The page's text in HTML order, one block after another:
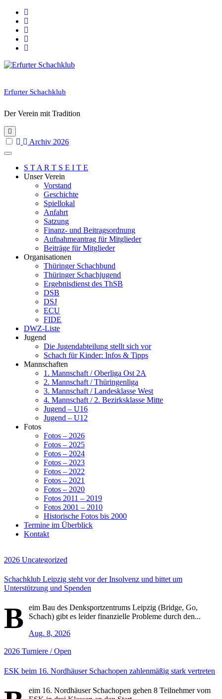
Skip
content
Erfurter Schachklub
Der Verein mit Tradition
Archiv 2026
S T A R T S E I T E
Unser Verein
Vorstand
Geschichte
Spiellokal
Anfahrt
Satzung
Finanz- und Beitragsordnung
Aufnahmeantrag für Mitglieder
Beiträge für Mitglieder
Organisationen
Thüringer Schachbund
Thüringer Schachjugend
Ergebnisdienst des ThSB
DSB
DSJ
ECU
FIDE
DWZ-Liste
Jugend
Die Jugendabteilung stellt sich vor
Schach für Kinder: Infos & Tipps
Mannschaften
1. Mannschaft / Oberliga Ost 2A
2. Mannschaft / Thüringenliga
3. Mannschaft / Landesklasse West
4. Mannschaft / 2. Bezirksklasse Mitte
Jugend – U16
Jugend – U12
Fotos
Fotos – 2026
Fotos – 2025
Fotos – 2024
Fotos – 2023
Fotos – 2022
Fotos – 2021
Fotos – 2020
Fotos 2011 – 2019
Fotos 2001 – 2010
Historische Fotos bis 2000
Termine im Überblick
Kontakt
2026 Uncategorized
Schachklub Leipzig steht vor der Insolvenz und bittet um
Unterstützung und Spenden
B
eim Bau des Denksportzentrums Leipzig (Bridge, Go,
Schach) gibt es leider finanzielle Probleme durch den...
Aug. 8, 2026
2026 Turniere / Open
ESK beim 16. Nordhäuser Schachopen zahlenmäßig stark vertreten
eim 16. Nordhäuser Schachopen gehen 8 Teilnehmer vom